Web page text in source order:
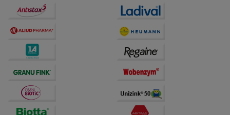
Dritte wie z.B. Google oder soziale Medien
übertragen werden.